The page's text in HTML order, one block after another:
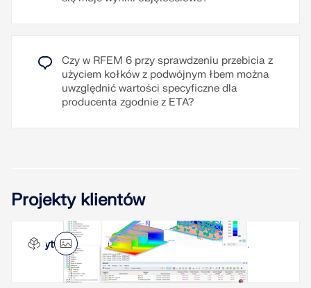
Czy w RFEM 6 przy sprawdzeniu przebicia z
użyciem kołków z podwójnym łbem można
uwzględnić wartości specyficzne dla
producenta zgodnie z ETA?
Projekty klientów
Wytwórnia betonu, Queens, Nowy Jork, USA